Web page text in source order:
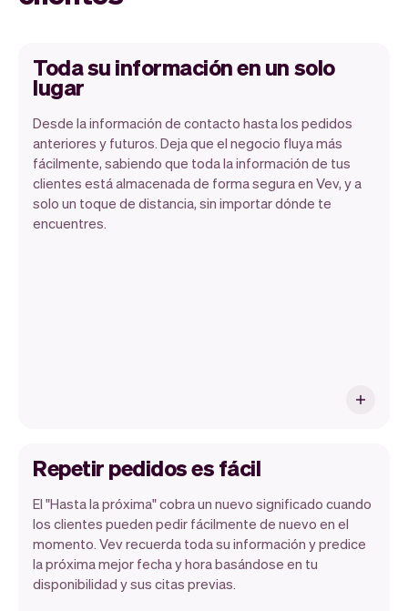
Toda su información en un solo
lugar
Desde la información de contacto hasta los pedidos
anteriores y futuros. Deja que el negocio fluya más
fácilmente, sabiendo que toda la información de tus
clientes está almacenada de forma segura en Vev, y a
solo un toque de distancia, sin importar dónde te
encuentres.
Toda la información de tus clientes se
Repetir pedidos es fácil
El "Hasta la próxima" cobra un nuevo significado cuando
los clientes pueden pedir fácilmente de nuevo en el
momento. Vev recuerda toda su información y predice
la próxima mejor fecha y hora basándose en tu
disponibilidad y sus citas previas.